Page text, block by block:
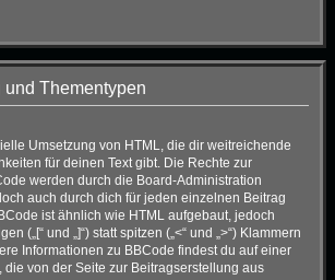
und Thementypen
Umsetzung von HTML, die dir weitreichende
für deinen Text gibt. Die Rechte zur
werden durch die Board-Administration
auch durch dich für jeden einzelnen Beitrag
ist ähnlich wie HTML aufgebaut, jedoch
(„[“ und „]“) statt spitzen („<“ und „>“) Klammern
Informationen zu BBCode findest du auf einer
von der Seite zur Beitragserstellung aus